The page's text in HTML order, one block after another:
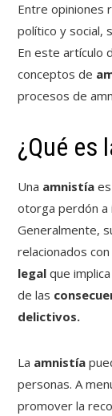
Entre opiniones
político y social,
En este artículo
conceptos de
procesos de
¿Qué es
Una amnistía
otorga perdón a
Generalmente,
relacionados
legalque implica
de las
delictivos.
La amnistía
personas. A
promover la